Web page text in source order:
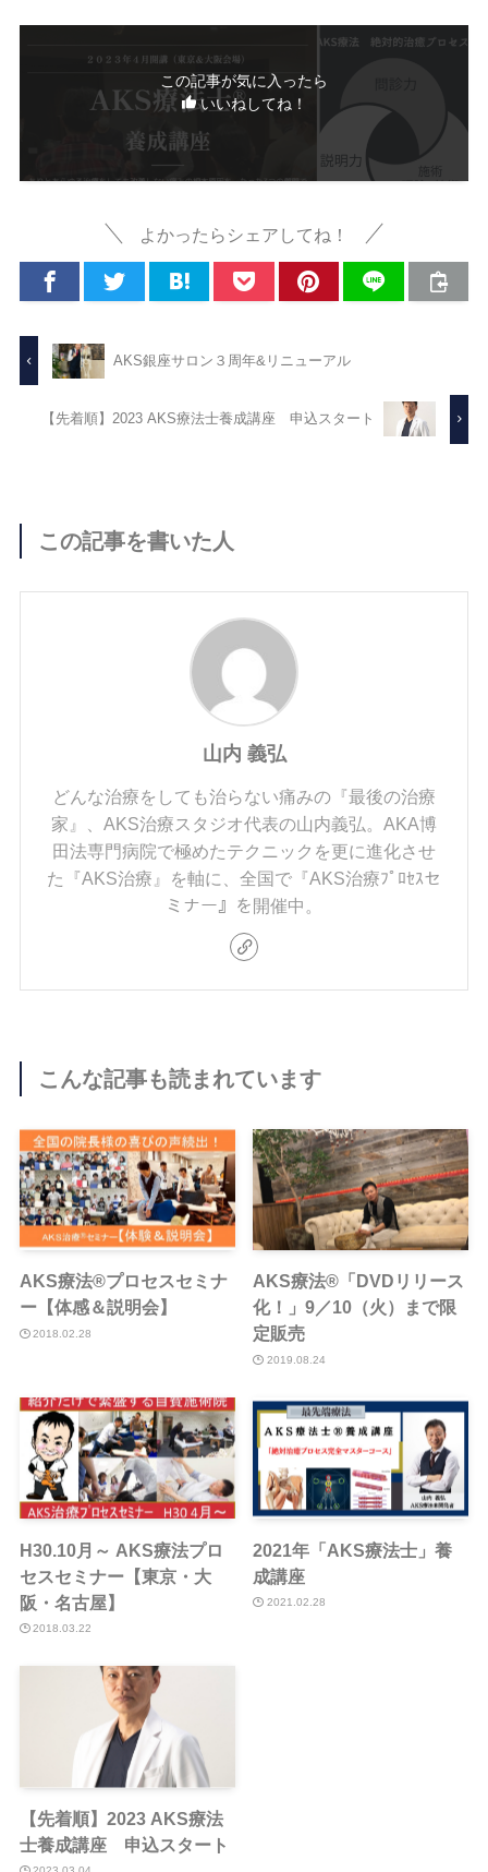
この記事が気に入ったら
いいねしてね！
よかったらシェアしてね！
AKS銀座サロン３周年&リニューアル
【先着順】2023 AKS療法士養成講座 申込スタート
この記事を書いた人
山内 義弘
どんな治療をしても治らない痛みの『最後の治療
家』、AKS治療スタジオ代表の山内義弘。AKA博
田法専門病院で極めたテクニックを更に進化させ
た『AKS治療』を軸に、全国で『AKS治療ﾌﾟﾛｾｽセ
ミナー』を開催中。
こんな記事も読まれています
AKS療法®︎プロセスセミナ
ー【体感＆説明会】
2018.02.28
AKS療法®︎「DVDリリース
化！」9／10（火）まで限
定販売
2019.08.24
H30.10月～ AKS療法プロ
セスセミナー【東京・大
阪・名古屋】
2018.03.22
2021年「AKS療法士」養
成講座
2021.02.28
【先着順】2023 AKS療法
士養成講座 申込スタート